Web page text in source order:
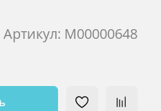
Артикул: М00000648